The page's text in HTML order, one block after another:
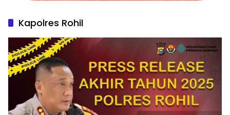
Kapolres Rohil